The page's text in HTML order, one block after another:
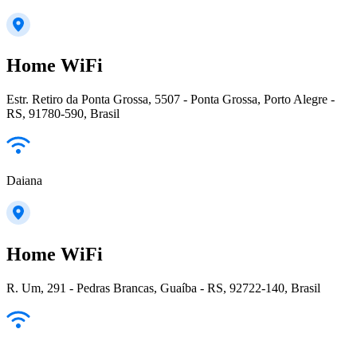
Home WiFi
Estr. Retiro da Ponta Grossa, 5507 - Ponta Grossa, Porto Alegre -
RS, 91780-590, Brasil
Daiana
Home WiFi
R. Um, 291 - Pedras Brancas, Guaíba - RS, 92722-140, Brasil